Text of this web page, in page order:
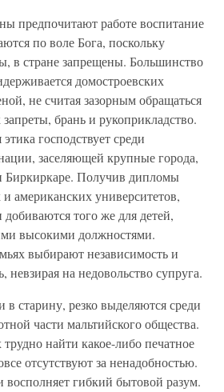
предпочитают работе воспитание
по воле Бога, поскольку
в стране запрещены. Большинство
домостроевских
не считая зазорным обращаться
брань и рукоприкладство.
господствует среди
заселяющей крупные города,
Получив дипломы
американских университетов,
того же для детей,
высокими должностями.
выбирают независимость и
невзирая на недовольство супруга.
в старину, резко выделяются среди
части мальтийского общества.
найти какое-либо печатное
отсутствуют за ненадобностью.
восполняет гибкий бытовой разум.